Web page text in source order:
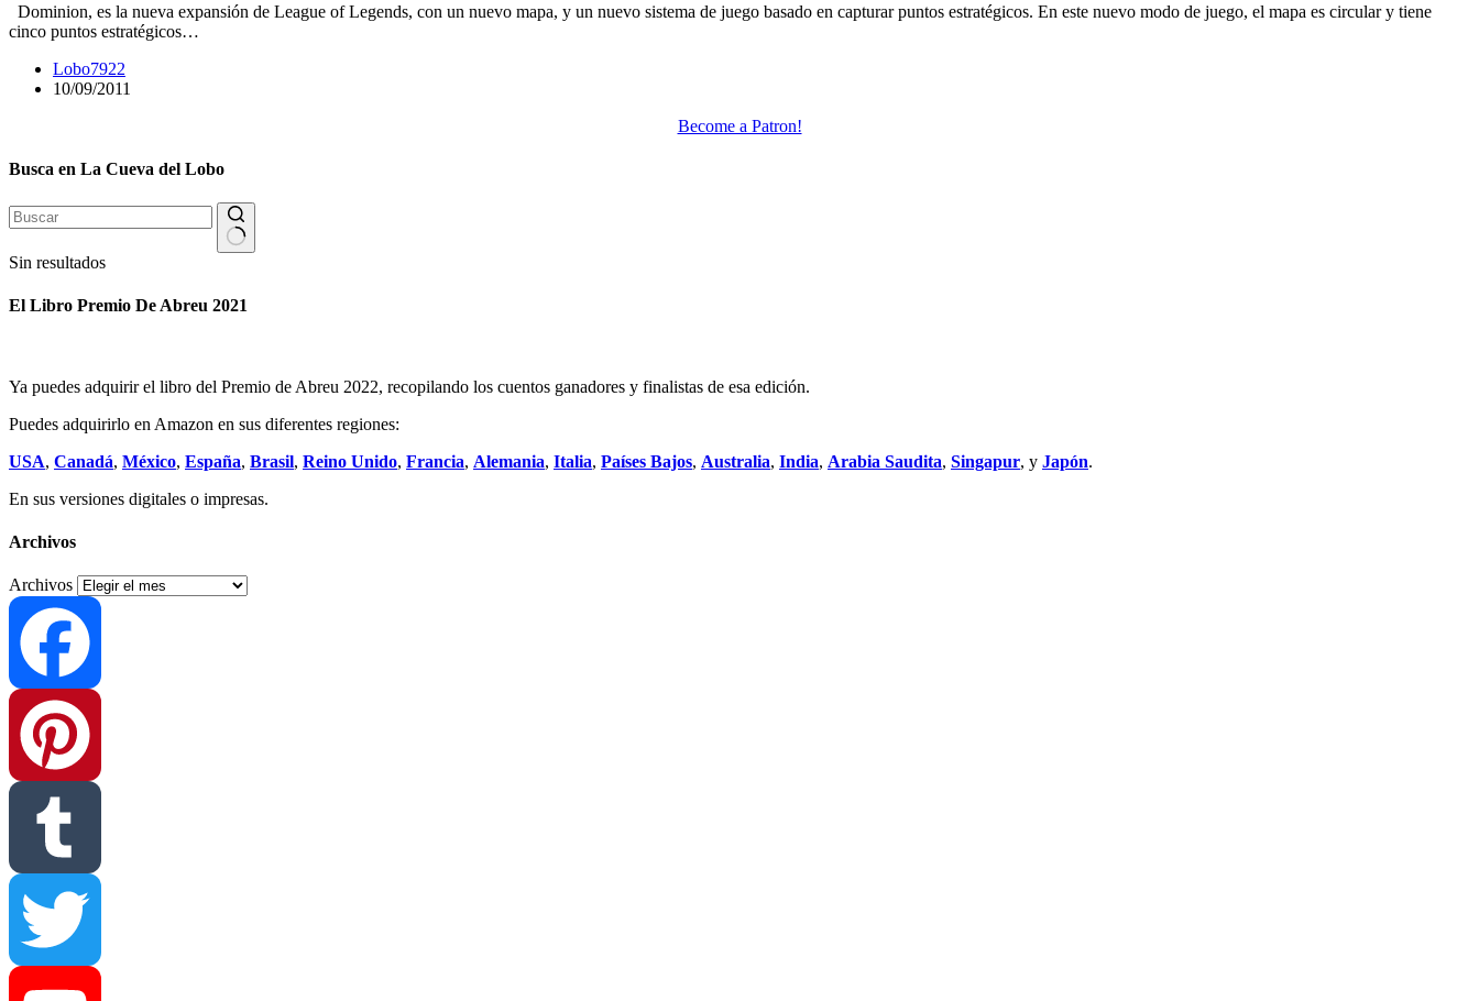
Dominion, es la nueva expansión de League of Legends, con un nuevo mapa, y un nuevo sistema de juego basado en capturar puntos estratégicos. En este nuevo modo de juego, el mapa es circular y tiene
cinco puntos estratégicos…
Lobo7922
10/09/2011
Become a Patron!
Busca en La Cueva del Lobo
Sin resultados
El Libro Premio De Abreu 2021
Ya puedes adquirir el libro del Premio de Abreu 2022, recopilando los cuentos ganadores y finalistas de esa edición.
Puedes adquirirlo en Amazon en sus diferentes regiones:
USA, Canadá, México, España, Brasil, Reino Unido, Francia, Alemania, Italia, Países Bajos, Australia, India, Arabia Saudita, Singapur, y Japón.
En sus versiones digitales o impresas.
Archivos
Archivos
Facebook
Pinterest
Tumblr